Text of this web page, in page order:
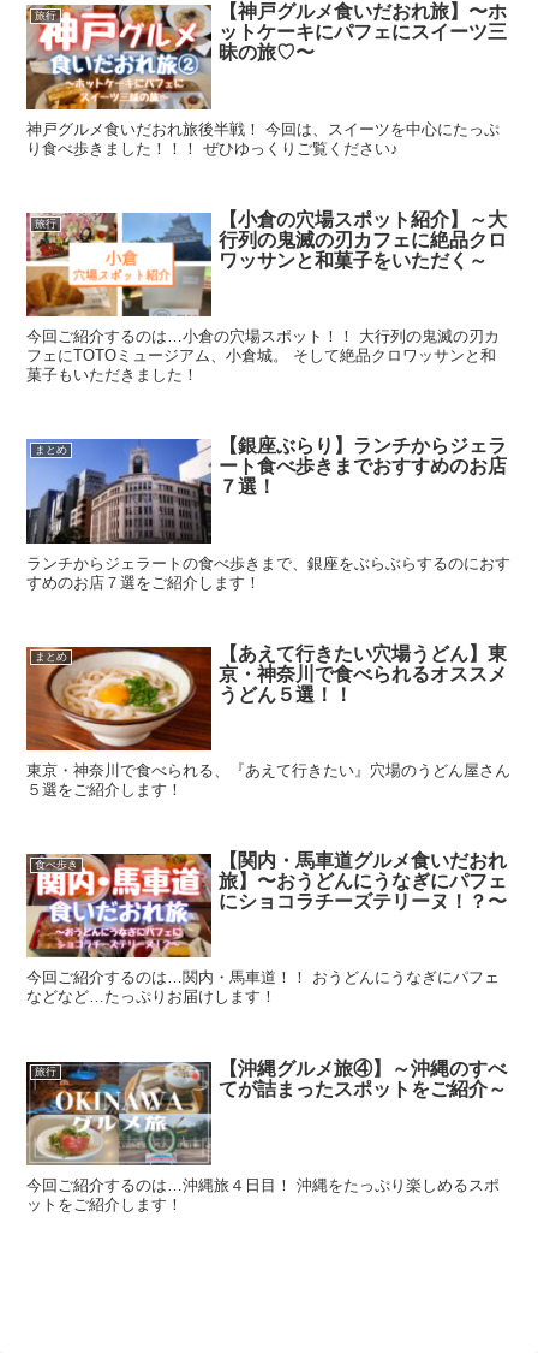
旅行
【神戸グルメ食いだおれ旅】〜ホ
ットケーキにパフェにスイーツ三
昧の旅♡〜
神戸グルメ食いだおれ旅後半戦！ 今回は、スイーツを中心にたっぷ
り食べ歩きました！！！ ぜひゆっくりご覧ください♪
旅行
【小倉の穴場スポット紹介】～大
行列の鬼滅の刃カフェに絶品クロ
ワッサンと和菓子をいただく～
今回ご紹介するのは…小倉の穴場スポット！！ 大行列の鬼滅の刃カ
フェにTOTOミュージアム、小倉城。 そして絶品クロワッサンと和
菓子もいただきました！
まとめ
【銀座ぶらり】ランチからジェラ
ート食べ歩きまでおすすめのお店
７選！
ランチからジェラートの食べ歩きまで、銀座をぶらぶらするのにおす
すめのお店７選をご紹介します！
まとめ
【あえて行きたい穴場うどん】東
京・神奈川で食べられるオススメ
うどん５選！！
東京・神奈川で食べられる、『あえて行きたい』穴場のうどん屋さん
５選をご紹介します！
食べ歩き
【関内・馬車道グルメ食いだおれ
旅】〜おうどんにうなぎにパフェ
にショコラチーズテリーヌ！？〜
今回ご紹介するのは…関内・馬車道！！ おうどんにうなぎにパフェ
などなど…たっぷりお届けします！
旅行
【沖縄グルメ旅④】～沖縄のすべ
てが詰まったスポットをご紹介～
今回ご紹介するのは…沖縄旅４日目！ 沖縄をたっぷり楽しめるスポ
ットをご紹介します！